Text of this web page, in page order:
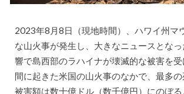
2023年8月8日（現地時間）、ハワイ州マ
な山火事が発生し、大きなニュースとな
響で島西部のラハイナが壊滅的な被害を
間に起きた米国の山火事のなかで、最多の
被害額は数十億ドル（数千億円）にのぼ